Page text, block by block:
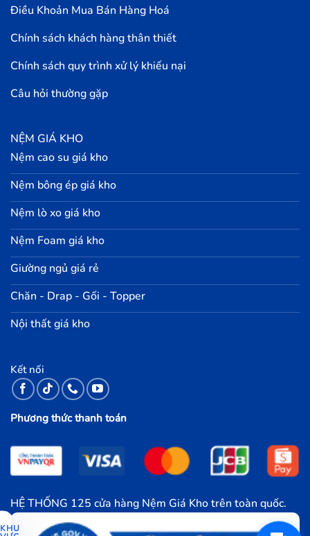
Điều Khoản Mua Bán Hàng Hoá
Chính sách khách hàng thân thiết
Chính sách quy trình xử lý khiếu nại
Câu hỏi thường gặp
NỆM GIÁ KHO
Nệm cao su giá kho
Nệm bông ép giá kho
Nệm lò xo giá kho
Nệm Foam giá kho
Giường ngủ giá rẻ
Chăn - Drap - Gối - Topper
Nội thất giá kho
Kết nối
Phương thức thanh toán
HỆ THỐNG 125 cửa hàng Nệm Giá Kho trên toàn quốc.
KHU